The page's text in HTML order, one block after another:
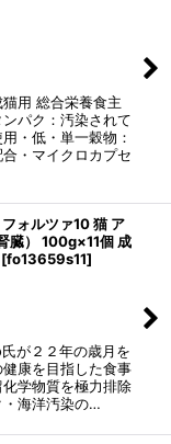
用 総合栄養食主
パク：汚染されて
・低・単一穀物：
・マイクロカプセ
ォルツァ10 猫 ア
臓） 100g×11個 成
[fo13659s11]
が２２年の歳月を
康を目指した食事
学物質を極力排除
・海洋汚染の…